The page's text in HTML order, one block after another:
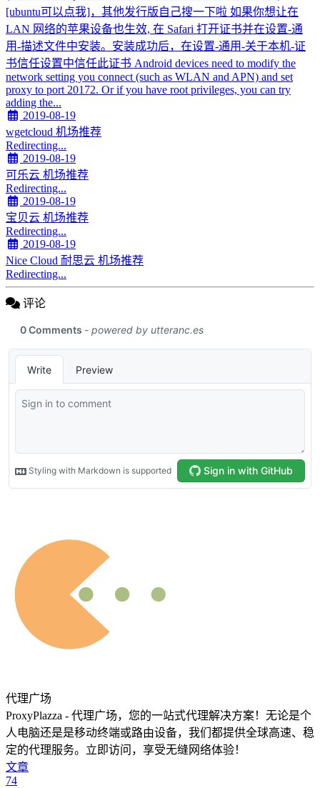
[ubuntu可以点我]，其他发行版自己搜一下啦 如果你想让在
LAN 网络的苹果设备也生效, 在 Safari 打开证书并在设置-通
用-描述文件中安装。安装成功后，在设置-通用-关于本机-证
书信任设置中信任此证书 Android devices need to modify the
network setting you connect (such as WLAN and APN) and set
proxy to port 20172. Or if you have root privileges, you can try
adding the...
2019-08-19
wgetcloud 机场推荐
Redirecting...
2019-08-19
可乐云 机场推荐
Redirecting...
2019-08-19
宝贝云 机场推荐
Redirecting...
2019-08-19
Nice Cloud 耐思云 机场推荐
Redirecting...
评论
代理广场
ProxyPlazza - 代理广场，您的一站式代理解决方案！无论是个
人电脑还是是移动终端或路由设备，我们都提供全球高速、稳
定的代理服务。立即访问，享受无缝网络体验！
文章
74